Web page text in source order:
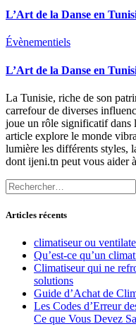
L’Art de la Danse en
Évènementiels
L’Art de la Danse en
La Tunisie, riche de son
carrefour de diverses
joue un rôle significatif dans
article explore le monde
lumière les différents styles,
dont ijeni.tn peut vous aider
Rechercher :
Articles récents
climatiseur ou
Qu’est-ce qu’un
Climatiseur qui ne
solutions
Guide d’Achat de
Les Codes d’Erreur
Ce que Vous Devez